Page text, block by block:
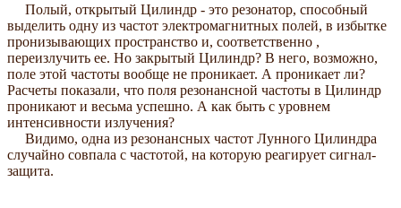
Полый, открытый Цилиндр - это резонатор, способный
выделить одну из частот электромагнитных полей, в избытке
пронизывающих пространство и, соответственно ,
переизлучить ее. Но закрытый Цилиндр? В него, возможно,
поле этой частоты вообще не проникает. А проникает ли?
Расчеты показали, что поля резонансной частоты в Цилиндр
проникают и весьма успешно. А как быть с уровнем
интенсивности излучения?
Видимо, одна из резонансных частот Лунного Цилиндра
случайно совпала с частотой, на которую реагирует сигнал-
защита.